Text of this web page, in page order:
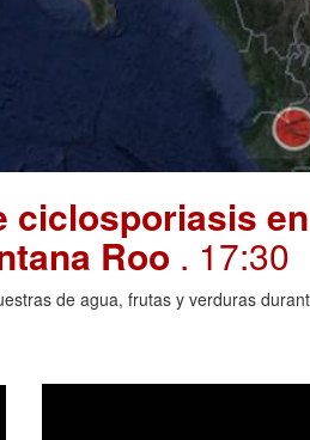
ciclosporiasis
Roo . 17:30
de agua, frutas y verduras